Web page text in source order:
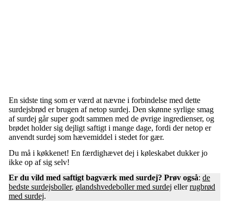
En sidste ting som er værd at nævne i forbindelse med dette
surdejsbrød er brugen af netop surdej. Den skønne syrlige smag
af surdej går super godt sammen med de øvrige ingredienser, og
brødet holder sig dejligt saftigt i mange dage, fordi der netop er
anvendt surdej som hævemiddel i stedet for gær.
Du må i køkkenet! En færdighævet dej i køleskabet dukker jo
ikke op af sig selv!
Er du vild med saftigt bagværk med surdej? Prøv også: de
bedste surdejsboller, ølandshvedeboller med surdej ellerrugbrød
med surdej.